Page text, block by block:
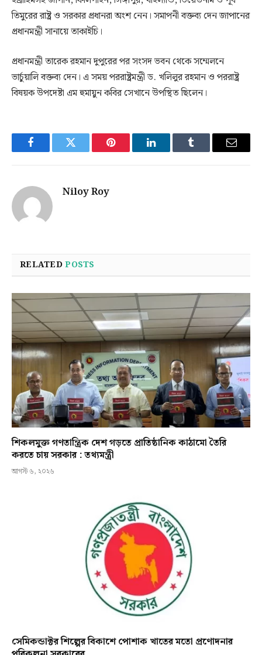
তিমুরের রাষ্ট্র ও সরকার প্রধানরা অংশ নেন। সমাপনী বক্তব্য দেন জাপানের
প্রধানমন্ত্রী সানায়ে তাকাইচি।
প্রধানমন্ত্রী তারেক রহমান দুপুরের পর সংসদ ভবন থেকে সম্মেলনে
ভার্চুয়ালি বক্তব্য দেন। এ সময় পররাষ্ট্রমন্ত্রী ড. খলিলুর রহমান ও পররাষ্ট্র
বিষয়ক উপদেষ্টা এম হুমায়ুন কবির সেখানে উপস্থিত ছিলেন।
FacebookTwitter Pinterest LinkedInTumblr Email
Niloy Roy
RELATEDPOSTS
শিকলমুক্ত গণতান্ত্রিক দেশ গড়তে প্রাতিষ্ঠানিক কাঠামো তৈরি
করতে চায় সরকার : তথ্যমন্ত্রী
আগস্ট ৬, ২০২৬
সেমিকন্ডাক্টর শিল্পের বিকাশে পোশাক খাতের মতো প্রণোদনার